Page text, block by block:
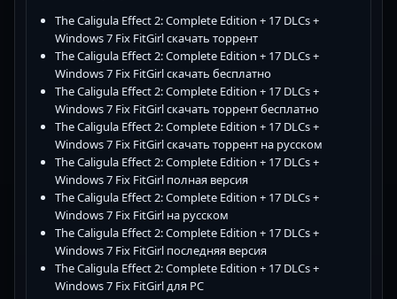
The Caligula Effect 2: Complete Edition + 17 DLCs +
Windows 7 Fix FitGirl скачать торрент
The Caligula Effect 2: Complete Edition + 17 DLCs +
Windows 7 Fix FitGirl скачать бесплатно
The Caligula Effect 2: Complete Edition + 17 DLCs +
Windows 7 Fix FitGirl скачать торрент бесплатно
The Caligula Effect 2: Complete Edition + 17 DLCs +
Windows 7 Fix FitGirl скачать торрент на русском
The Caligula Effect 2: Complete Edition + 17 DLCs +
Windows 7 Fix FitGirl полная версия
The Caligula Effect 2: Complete Edition + 17 DLCs +
Windows 7 Fix FitGirl на русском
The Caligula Effect 2: Complete Edition + 17 DLCs +
Windows 7 Fix FitGirl последняя версия
The Caligula Effect 2: Complete Edition + 17 DLCs +
Windows 7 Fix FitGirl для PC